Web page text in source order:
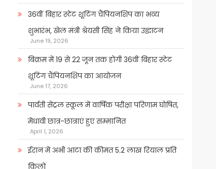
36वीं बिहार स्टेट शूटिंग चैंपियनशिप का भव्य
शुभारंभ, खेल मंत्री श्रेयसी सिंह ने किया उद्घाटन
June 19, 2026
बिक्रम में 19 से 22 जून तक होगी 36वीं बिहार स्टेट
शूटिंग चैंपियनशिप का आयोजन
June 17, 2026
पार्वती सेंट्रल स्कूल में वार्षिक परीक्षा परिणाम घोषित,
मेधावी छात्र-छात्राएं हुए सम्मानित
April 1, 2026
ईरान में अभी आटा की कीमत 5.2 लाख रियाल प्रति
किलो